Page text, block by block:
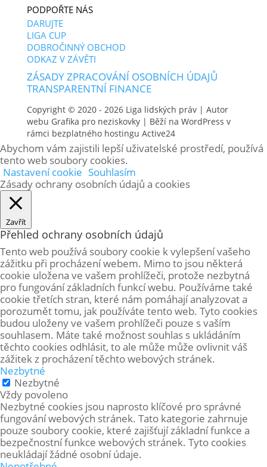
PODPOŘTE NÁS
DARUJTE
LIGA CUP
DOBROČINNÝ OBCHOD
ODKAZ V ZÁVĚTI
ZÁSADY ZPRACOVÁNÍ OSOBNÍCH ÚDAJŮ
TRANSPARENTNÍ FINANCE
Copyright © 2020 - 2026 Liga lidských práv| Autor
webu Grafika pro neziskovky| Běží na WordPress v
rámci bezplatného hostingu Active24
Abychom vám zajistili lepší uživatelské prostředí, používá
tento web soubory cookies.
Nastavení cookie Souhlasím
Zásady ochrany osobních údajů a cookies
Zavřít
Přehled ochrany osobních údajů
Tento web používá soubory cookie k vylepšení vašeho
zážitku při procházení webem. Mimo to jsou některá
cookie uložena ve vašem prohlížeči, protože nezbytná
pro fungování základních funkcí webu. Používáme také
cookie třetích stran, které nám pomáhají analyzovat a
porozumět tomu, jak používáte tento web. Tyto cookies
budou uloženy ve vašem prohlížeči pouze s vaším
souhlasem. Máte také možnost souhlas s ukládáním
těchto cookies odhlásit, to ale může může ovlivnit váš
zážitek z procházení těchto webových stránek.
Nezbytné
Nezbytné
Vždy povoleno
Nezbytné cookies jsou naprosto klíčové pro správné
fungování webových stránek. Tato kategorie zahrnuje
pouze soubory cookie, které zajišťují základní funkce a
bezpečnostní funkce webových stránek. Tyto cookies
neukládají žádné osobní údaje.